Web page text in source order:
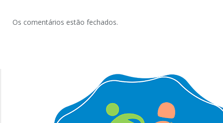
Os comentários estão fechados.